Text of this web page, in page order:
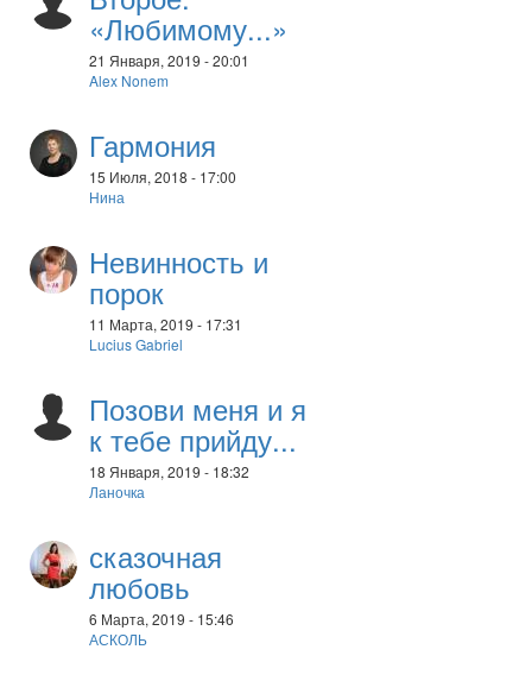
«Любимому...»
21 Января, 2019 - 20:01
Alex Nonem
Гармония
15 Июля, 2018 - 17:00
Нина
Невинность и
порок
11 Марта, 2019 - 17:31
Lucius Gabriel
Позови меня и я
к тебе прийду...
18 Января, 2019 - 18:32
Ланочка
сказочная
любовь
6 Марта, 2019 - 15:46
АСКОЛЬ